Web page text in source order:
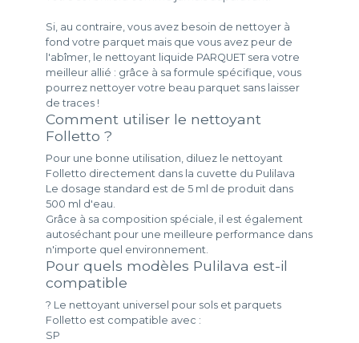
Si, au contraire, vous avez besoin de nettoyer à
fond votre parquet mais que vous avez peur de
l'abîmer, le nettoyant liquide PARQUET sera votre
meilleur allié : grâce à sa formule spécifique, vous
pourrez nettoyer votre beau parquet sans laisser
de traces !
Comment utiliser le nettoyant
Folletto ?
Pour une bonne utilisation, diluez le nettoyant
Folletto directement dans la cuvette du Pulilava
Le dosage standard est de 5 ml de produit dans
500 ml d'eau.
Grâce à sa composition spéciale, il est également
autoséchant pour une meilleure performance dans
n'importe quel environnement.
Pour quels modèles Pulilava est-il
compatible
? Le nettoyant universel pour sols et parquets
Folletto est compatible avec :
SP